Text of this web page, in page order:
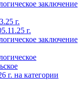
заключение
г.
г.
заключение
г. на категории